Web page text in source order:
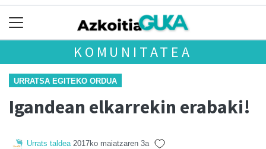
KOMUNITATEA
URRATSA EGITEKO ORDUA
Igandean elkarrekin erabaki!
Urrats taldea 2017ko maiatzaren 3a